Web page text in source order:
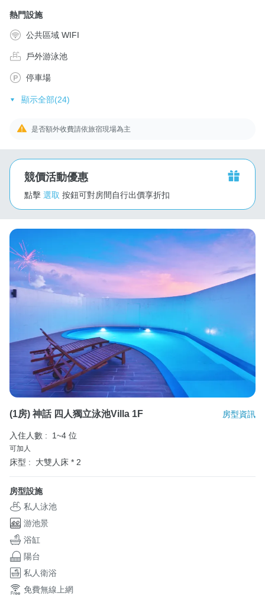
熱門設施
公共區域 WIFI
戶外游泳池
停車場
顯示全部(24)
是否額外收費請依旅宿現場為主
競價活動優惠
點擊 選取 按鈕可對房間自行出價享折扣
(1房) 神話 四人獨立泳池Villa 1F 房型資訊
入住人數 : 1~4 位
可加人
床型 : 大雙人床 * 2
房型設施
私人泳池
游池景
浴缸
陽台
私人衛浴
免費無線上網